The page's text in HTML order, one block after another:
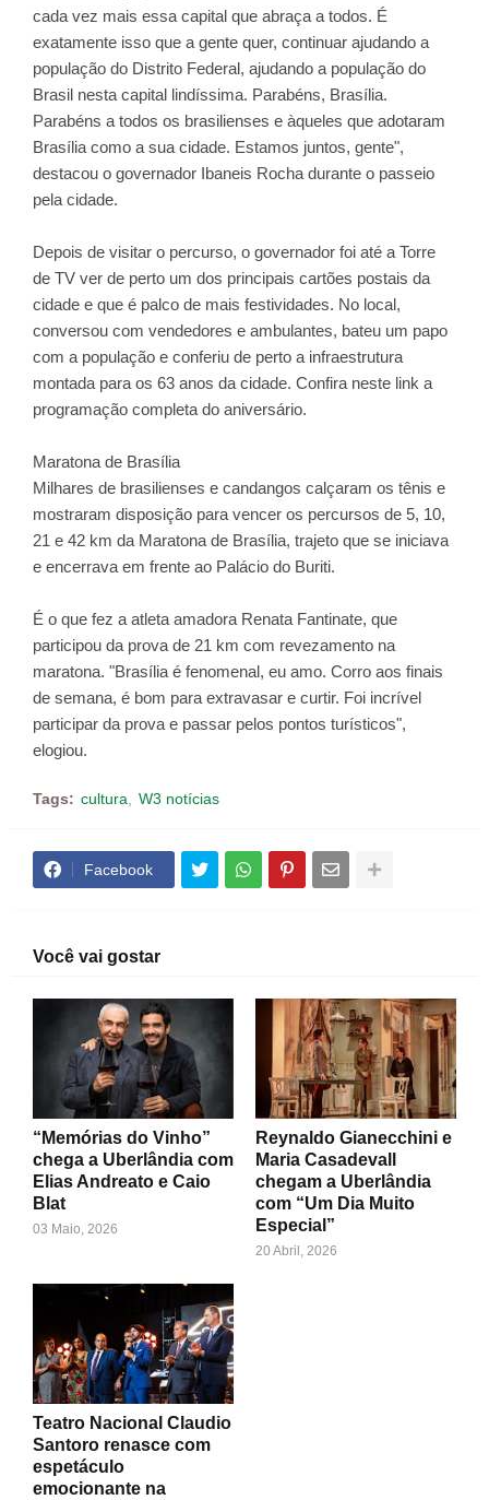
cada vez mais essa capital que abraça a todos. É
exatamente isso que a gente quer, continuar ajudando a
população do Distrito Federal, ajudando a população do
Brasil nesta capital lindíssima. Parabéns, Brasília.
Parabéns a todos os brasilienses e àqueles que adotaram
Brasília como a sua cidade. Estamos juntos, gente",
destacou o governador Ibaneis Rocha durante o passeio
pela cidade.
Depois de visitar o percurso, o governador foi até a Torre
de TV ver de perto um dos principais cartões postais da
cidade e que é palco de mais festividades. No local,
conversou com vendedores e ambulantes, bateu um papo
com a população e conferiu de perto a infraestrutura
montada para os 63 anos da cidade. Confira neste link a
programação completa do aniversário.
Maratona de Brasília
Milhares de brasilienses e candangos calçaram os tênis e
mostraram disposição para vencer os percursos de 5, 10,
21 e 42 km da Maratona de Brasília, trajeto que se iniciava
e encerrava em frente ao Palácio do Buriti.
É o que fez a atleta amadora Renata Fantinate, que
participou da prova de 21 km com revezamento na
maratona. "Brasília é fenomenal, eu amo. Corro aos finais
de semana, é bom para extravasar e curtir. Foi incrível
participar da prova e passar pelos pontos turísticos",
elogiou.
Tags: cultura W3 notícias
Facebook
Você vai gostar
“Memórias do Vinho”
chega a Uberlândia com
Elias Andreato e Caio
Blat
03 Maio, 2026
Reynaldo Gianecchini e
Maria Casadevall
chegam a Uberlândia
com “Um Dia Muito
Especial”
20 Abril, 2026
Teatro Nacional Claudio
Santoro renasce com
espetáculo
emocionante na